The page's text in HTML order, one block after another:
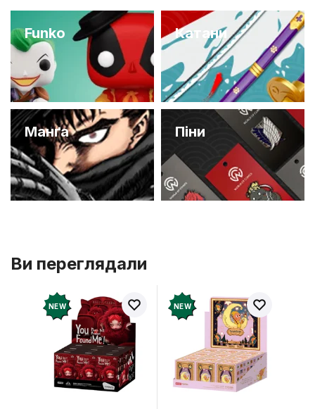
Funko Катани
Манґа Піни
Ви переглядали
NEW NEW